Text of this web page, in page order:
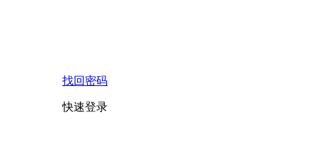
找回密码
快速登录